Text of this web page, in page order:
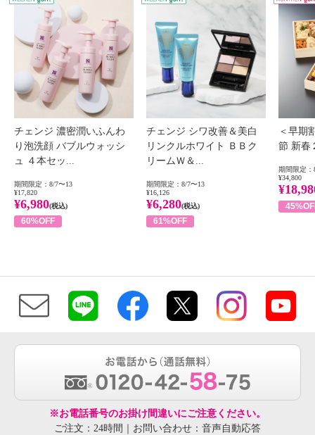
チェンジ 濃密潤いふんわ
り泡洗顔 バブルウォッシ
ュ ４本セッ...
期間限定：8/7〜13
¥17,820
¥6,980(税込)
60%OFF
チェンジ シワ改善＆美白
リンクルホワイト ＢＢク
リームＷ＆...
期間限定：8/7〜13
¥16,126
¥6,280(税込)
61%OFF
＜早期
節 新春
期間限定：
¥34,800
※お電話番号のお掛け間違いにご注意ください。
ご注文：24時間｜お問い合わせ：音声自動応答